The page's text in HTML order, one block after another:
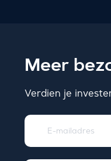
Meer
Verdien je